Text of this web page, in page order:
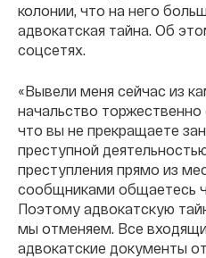
колонии, что на него
адвокатская тайна. Об
соцсетях.
«Вывели меня сейчас из
начальство торжественно
что вы не прекращаете
преступной
преступления прямо из
сообщниками общаетесь
Поэтому адвокатскую
мы отменяем. Все
адвокатские документы